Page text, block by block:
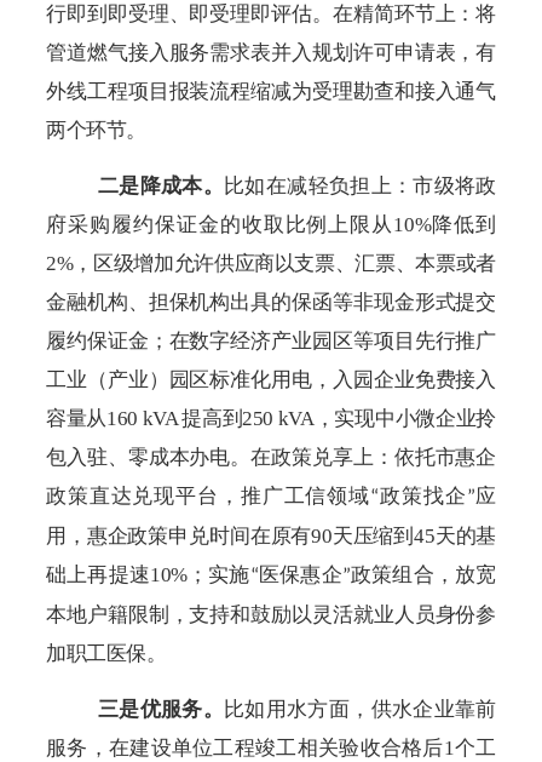
行即到即受理、即受理即评估。在精简环节上：将
管道燃气接入服务需求表并入规划许可申请表，有
外线工程项目报装流程缩减为受理勘查和接入通气
两个环节。
二是降成本。 比如在减轻负担上：市级将政
府采购履约保证金的收取比例上限从10%降低到
2%，区级增加允许供应商以支票、汇票、本票或者
金融机构、担保机构出具的保函等非现金形式提交
履约保证金；在数字经济产业园区等项目先行推广
工业（产业）园区标准化用电 ，入园企业免费接入
容量从160 kVA 提高到250 kVA，实现中小微企业拎
包入驻、零成本办电。在政策兑享上：依托市惠企
政策直达兑现平台，推广工信领域“政策找企”应
用，惠企政策申兑时间在原有90天压缩到45天的基
础上再提速10%； 实施“医保惠企”政策组合，放宽
本地户籍限制，支持和鼓励以灵活就业人员身份参
加职工医保。
三是优服务。 比如用水方面， 供水企业靠前
服务，在建设单位工程竣工相关验收合格后1个工